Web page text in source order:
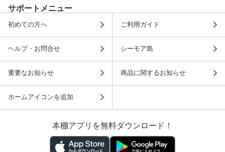
サポートメニュー
初めての方へ ご利用ガイド
ヘルプ・お問合せ シーモア島
重要なお知らせ 商品に関するお知らせ
ホームアイコンを追加
本棚アプリを無料ダウンロード！